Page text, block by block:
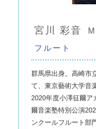
宮川 彩音
フルート
群馬県出身。高崎市
て、東京藝術大学音
2020年度小澤征爾ア
爾音楽塾特別公演
ンクールフルート部